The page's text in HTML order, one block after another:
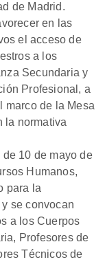
de Madrid.
en las
el acceso de
a los
Secundaria y
Profesional, a
marco de la Mesa
la normativa
10 de mayo de
Humanos,
para la
se convocan
a los Cuerpos
Profesores de
Técnicos de